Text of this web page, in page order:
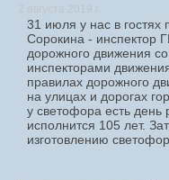
2 августа 2019 г.
31 июля у нас в
Сорокина - инспектор
дорожного движения
инспекторами
правилах дорожного
на улицах и дорогах
у светофора есть день
исполнится 105 лет.
изготовлению